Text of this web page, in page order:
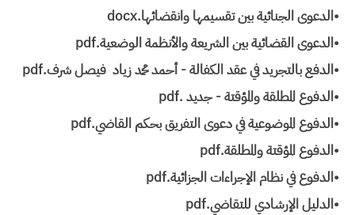
•الدعوى الجنائية بين تقسيمها وانقضائها.docx
•الدعوى القضائية بين الشريعة والأنظمة الوضعية.pdf
•الدفع بالتجريد في عقد الكفالة - أحمد محمد زياد فيصل شرف.pdf
•الدفوع المطلقة والمؤقتة - جديد .pdf
•الدفوع الموضوعية في دعوى التفريق بحكم القاضي.pdf
•الدفوع المؤقتة والمطلقة.pdf
•الدفوع في نظام الإجراءات الجزائية.pdf
•الدليل الإرشادي للتقاضي.pdf